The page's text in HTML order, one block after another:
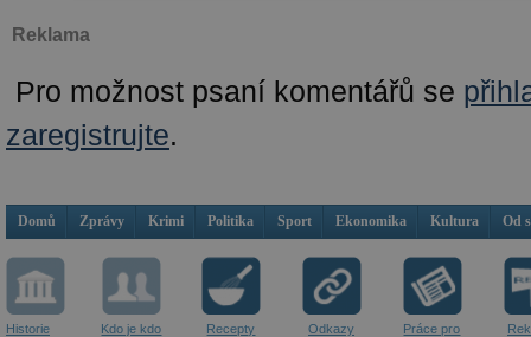
Reklama
Pro možnost psaní komentářů se
zaregistrujte.
Domů Zprávy Krimi Politika Sport Ekonomika Kultura Od
Historie
Kdo je kdo Recepty Odkazy
Práce pro